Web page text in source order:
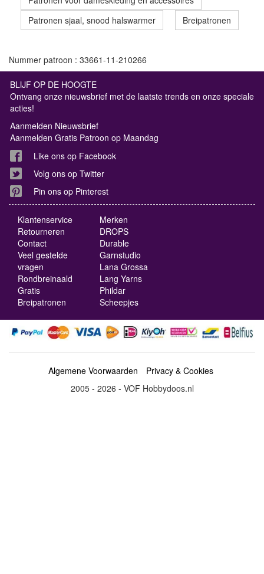
Patronen sjaal, snood halswarmer
Breipatronen
Nummer patroon : 33661-11-210266
BLIJF OP DE HOOGTE
Ontvang onze nieuwsbrief met de laatste trends en onze speciale
acties!
Aanmelden Nieuwsbrief
Aanmelden Gratis Patroon op Maandag
Like ons op Facebook
Volg ons op Twitter
Pin ons op Pinterest
Klantenservice
Retourneren
Contact
Veel gestelde
vragen
Rondbreinaald
Gratis
Breipatronen
Merken
DROPS
Durable
Garnstudio
Lana Grossa
Lang Yarns
Phildar
Scheepjes
Algemene Voorwaarden
Privacy & Cookies
2005 - 2026 - VOF Hobbydoos.nl